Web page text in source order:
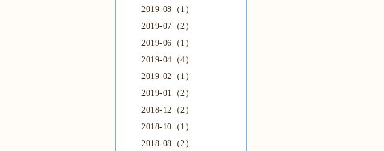
2019-08（1）
2019-07（2）
2019-06（1）
2019-04（4）
2019-02（1）
2019-01（2）
2018-12（2）
2018-10（1）
2018-08（2）